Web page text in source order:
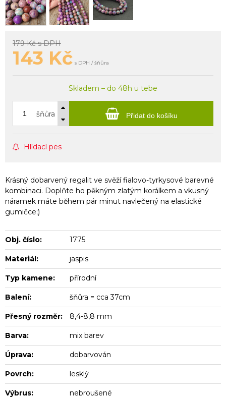
179 Kčs DPH
143 Kč s DPH / šňůra
Skladem – do 48h u tebe
šňůra Přidat do košíku
Hlídací pes
Krásný dobarvený regalit ve svěží fialovo-tyrkysové barevné
kombinaci. Doplňte ho pěkným zlatým korálkem a vkusný
náramek máte během pár minut navlečený na elastické
gumičce;)
Obj. číslo: 1775
Materiál: jaspis
Typ kamene: přírodní
Balení: šňůra = cca 37cm
Přesný rozměr: 8,4-8,8 mm
Barva: mix barev
Úprava: dobarvován
Povrch: lesklý
Výbrus: nebroušené